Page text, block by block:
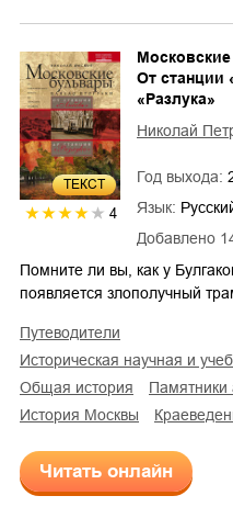
ТЕКСТ
4
Добавлено
От станции
«Разлука»
Николай
Год выхода:
Язык:
Помните ли вы, как у
появляется злополучный
путеводители
историческая научная и
общая история
история Москвы
Читать онлайн